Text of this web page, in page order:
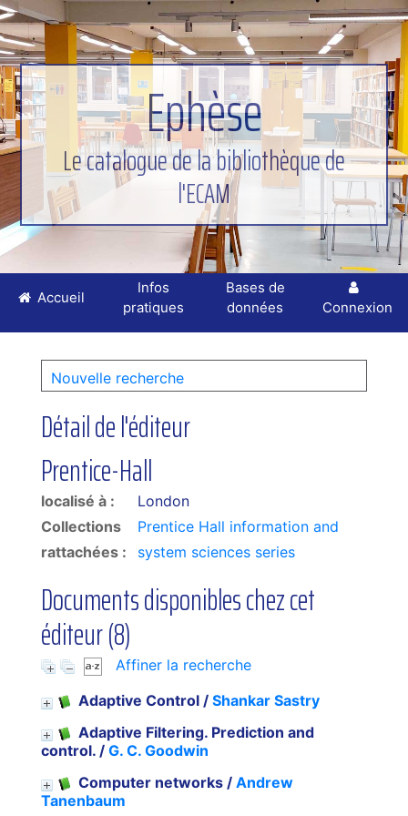
Ephèse
Le catalogue de la bibliothèque de
l'ECAM
Nouvelle recherche
Détail de l'éditeur
Prentice-Hall
localisé à :
London
Collections
rattachées :
Prentice Hall information and
system sciences series
Documents disponibles chez cet
éditeur (8)
Affiner la recherche
Adaptive Control/ Shankar Sastry
Adaptive Filtering. Prediction and
control./ G. C. Goodwin
Computer networks/ Andrew
Tanenbaum
Accueil
Infos
pratiques
Bases de
données
Connexion